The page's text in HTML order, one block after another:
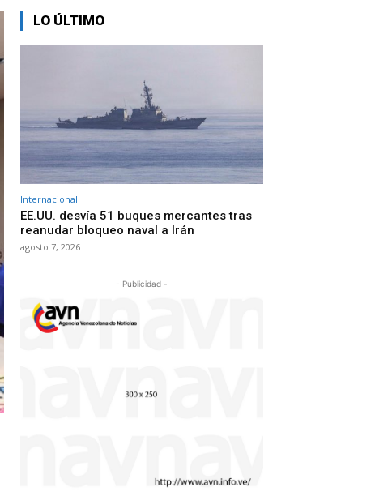
LO ÚLTIMO
Internacional
EE.UU. desvía 51 buques mercantes tras
reanudar bloqueo naval a Irán
agosto 7, 2026
- Publicidad -